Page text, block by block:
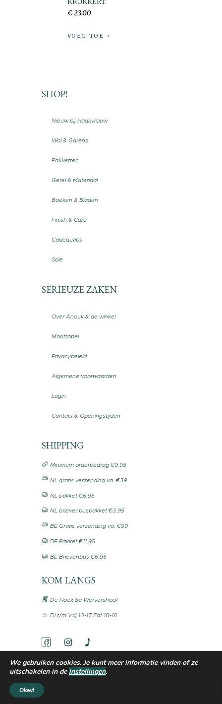
€ 23.00
VOEG TOE
SHOP!
Nieuw bij Haakvrouw
Wol & Garens
Pakketten
Gerei & Materiaal
Boeken & Bladen
Finish & Care
Cadeautips
Sale
SERIEUZE ZAKEN
Over Anouk & de winkel
Maattabel
Privacybeleid
Algemene voorwaarden
Login
Contact & Openingstijden
SHIPPING
Minimum orderbedrag €9,95
NL gratis verzending va. €39
NL pakket €6,95
NL brievenbuspakket €3,95
BE Gratis verzending va. €99
BE Pakket €11,95
BE Brievenbus €6,95
KOM LANGS
De Hoek 8a Wervershoof
Di t/m Vrij 10-17 Zat 10-16
Copyright © by
We gebruiken cookies. Je kunt meer informatie vinden of ze
uitschakelen in de instellingen.
Okay!